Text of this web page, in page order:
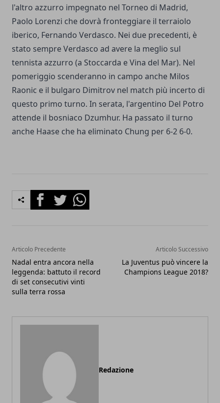
l'altro azzurro impegnato nel Torneo di Madrid,
Paolo Lorenzi che dovrà fronteggiare il terraiolo
iberico, Fernando Verdasco. Nei due precedenti, è
stato sempre Verdasco ad avere la meglio sul
tennista azzurro (a Stoccarda e Vina del Mar). Nel
pomeriggio scenderanno in campo anche Milos
Raonic e il bulgaro Dimitrov nel match più incerto di
questo primo turno. In serata, l'argentino Del Potro
attende il bosniaco Dzumhur. Ha passato il turno
anche Haase che ha eliminato Chung per 6-2 6-0.
FacebookTwitterWhatsapp
Articolo Precedente
Nadal entra ancora nella
leggenda: battuto il record
di set consecutivi vinti
sulla terra rossa
Articolo Successivo
La Juventus può vincere la
Champions League 2018?
Redazione